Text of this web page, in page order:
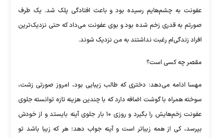
عفونت به چشم‌هایم رسیده بود و باعث افتادگی پلک شد. یک طرف
صورتم به قدری زخم شده بود و بوی عفونت می‌داد که حتی نزدیک‌ترین
افراد زندگی‌ام رغبت نداشتند به من نزدیک شوند.
مقصر چه کسی است؟
مهسا ادامه می‌دهد: دختری که طالب زیبایی بود، امروز صورتی زشت،
سوخته همراه با گوشت اضافه دارد که با چندین هزینه تازه توانسته جلوی
عفونت زخم‌هایش را بگیرد و روزی ۱۰ بار جلوی آینه بایستد و از خودش
بپرسد، کی از همه زیباتر است و آینه جواب دهد؛ هر که زیبا باشد تو